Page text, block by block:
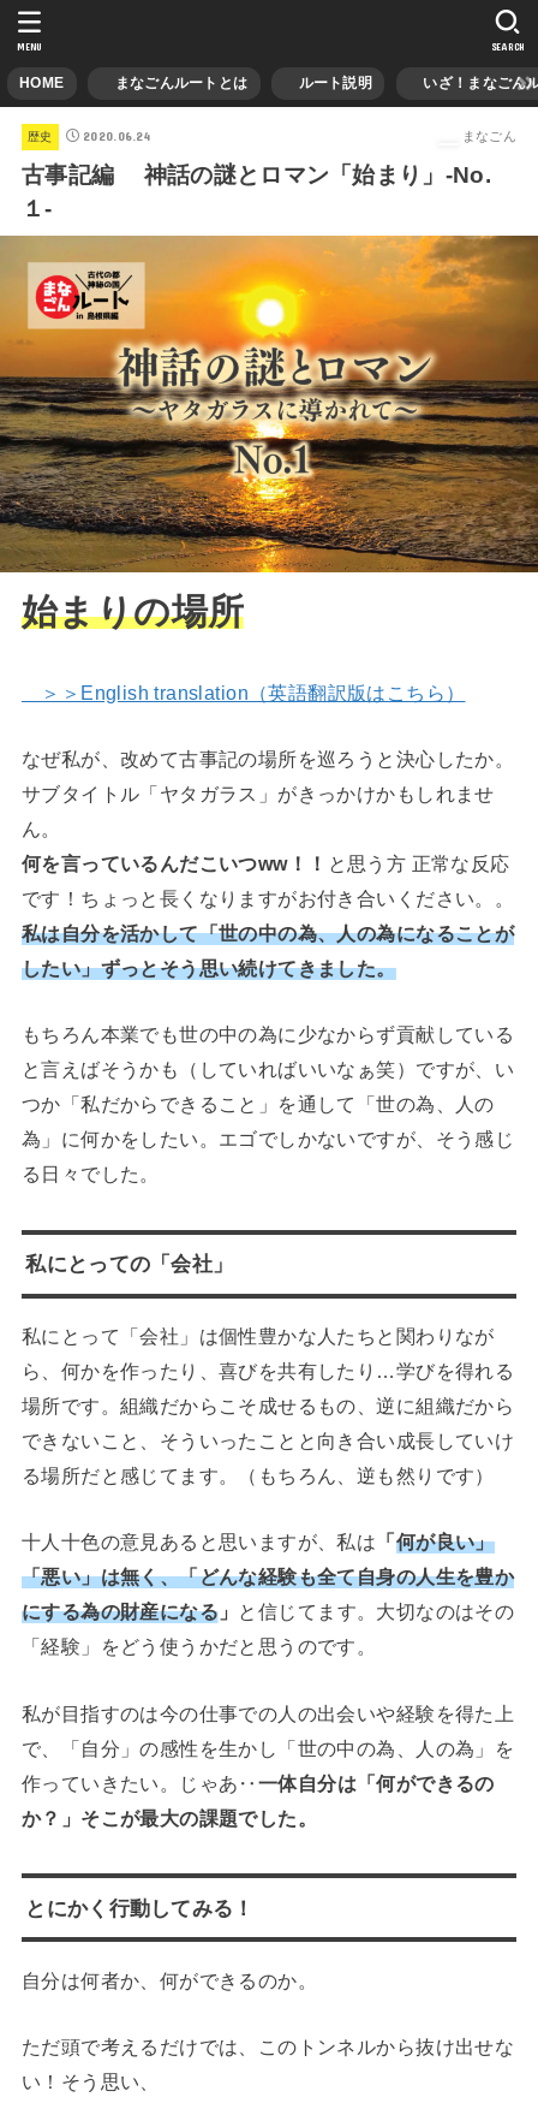
HOME まなごんルートとは ルート説明 いざ！まなごん
SEARCH
MENU
歴史 2020.06.24 まなごん
古事記編 神話の謎とロマン「始まり」-No.
１-
始まりの場所
＞＞English translation（英語翻訳版はこちら）
なぜ私が、改めて古事記の場所を巡ろうと決心したか。
サブタイトル「ヤタガラス」がきっかけかもしれませ
ん。
何を言っているんだこいつww！！ と思う方 正常な反応
です！ちょっと長くなりますがお付き合いください。。
私は自分を活かして「世の中の為、人の為になることが
したい」ずっとそう思い続けてきました。
もちろん本業でも世の中の為に少なからず貢献している
と言えばそうかも（していればいいなぁ笑）ですが、い
つか「私だからできること」を通して「世の為、人の
為」に何かをしたい。エゴでしかないですが、そう感じ
る日々でした。
私にとっての「会社」
私にとって「会社」は個性豊かな人たちと関わりなが
ら、何かを作ったり、喜びを共有したり…学びを得れる
場所です。組織だからこそ成せるもの、逆に組織だから
できないこと、そういったことと向き合い成長していけ
る場所だと感じてます。（もちろん、逆も然りです）
十人十色の意見あると思いますが、私は 「 何が良い」
「悪い」は無く、「どんな経験も全て自身の人生を豊か
にする為の財産になる 」 と信じてます。大切なのはその
「経験」をどう使うかだと思うのです。
私が目指すのは今の仕事での人の出会いや経験を得た上
で、「自分」の感性を生かし「世の中の為、人の為」を
作っていきたい。じゃあ‥ 一体自分は「何ができるの
か？」そこが最大の課題でした。
とにかく行動してみる！
自分は何者か、何ができるのか。
ただ頭で考えるだけでは、このトンネルから抜け出せな
い！そう思い、